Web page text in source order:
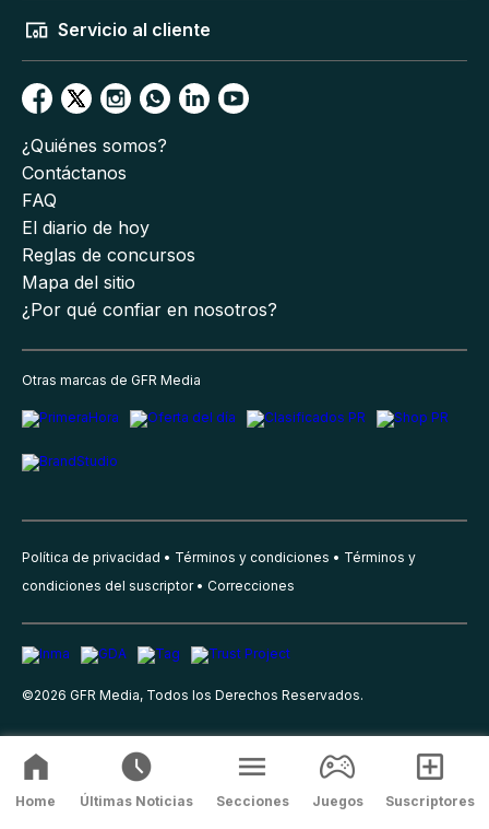
Servicio al cliente
¿Quiénes somos?
Contáctanos
FAQ
El diario de hoy
Reglas de concursos
Mapa del sitio
¿Por qué confiar en nosotros?
Otras marcas de GFR Media
Política de privacidad Términos y condiciones
Términos y
condiciones del suscriptor
Correcciones
©2026 GFR Media, Todos los Derechos Reservados.
Home Últimas Noticias Secciones Juegos Suscriptores